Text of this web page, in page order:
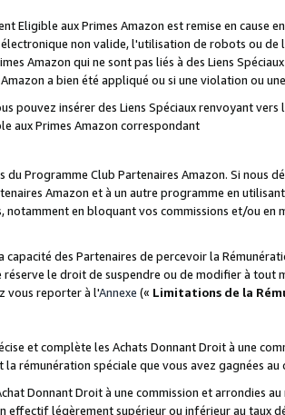
Eligible aux Primes Amazon est remise en cause
non valide, l'utilisation de robots ou de
Amazon qui ne sont pas liés à des Liens
a bien été appliqué ou si une violation ou
pouvez insérer des Liens Spéciaux renvoyant
aux Primes Amazon correspondant
Programme Club Partenaires Amazon. Si nous
Amazon et à un autre programme en
en bloquant vos commissions et/ou
des Partenaires de percevoir la
le droit de suspendre ou de modifier à tout
vous reporter à l'Annexe (« Limitations de la
et complète les Achats Donnant Droit à une
rémunération spéciale que vous avez gagnées au
Donnant Droit à une commission et arrondies
effectif légèrement supérieur ou inférieur au taux